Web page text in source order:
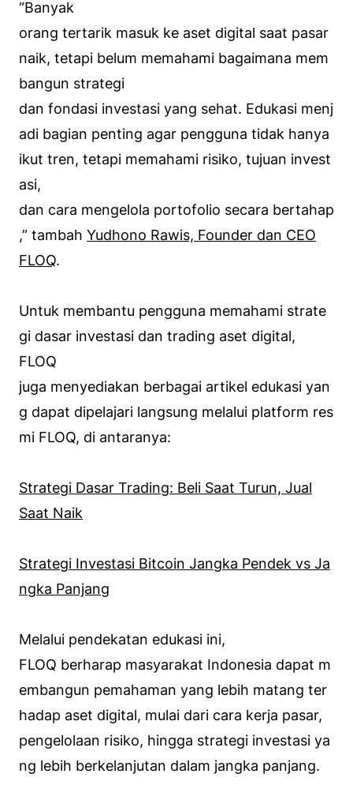
“Banyak
orang tertarik masuk ke aset digital saat pasar
naik, tetapi belum memahami bagaimana mem
bangun strategi
dan fondasi investasi yang sehat. Edukasi menj
adi bagian penting agar pengguna tidak hanya
ikut tren, tetapi memahami risiko, tujuan invest
asi,
dan cara mengelola portofolio secara bertahap
,” tambah Yudhono Rawis, Founder dan CEO
FLOQ.
Untuk membantu pengguna memahami strate
gi dasar investasi dan trading aset digital,
FLOQ
juga menyediakan berbagai artikel edukasi yan
g dapat dipelajari langsung melalui platform res
mi FLOQ, di antaranya:
Strategi Dasar Trading: Beli Saat Turun, Jual
Saat Naik
Strategi Investasi Bitcoin Jangka Pendek vs Ja
ngka Panjang
Melalui pendekatan edukasi ini,
FLOQ berharap masyarakat Indonesia dapat m
embangun pemahaman yang lebih matang ter
hadap aset digital, mulai dari cara kerja pasar,
pengelolaan risiko, hingga strategi investasi ya
ng lebih berkelanjutan dalam jangka panjang.